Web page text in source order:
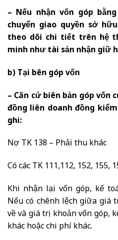
– Nếu nhận vốn góp
chuyển giao quyền sở
theo dõi chi tiết trên hệ
minh như tài sản nhận giữ
b) Tại bên góp vốn
– Căn cứ biên bản góp vốn
đồng liên doanh đồng
ghi:
Nợ TK 138 – Phải thu khác
Có các TK 111,112, 152, 155,
Khi nhận lại vốn góp, kế
Nếu có chênh lệch giữa
về và giá trị khoản vốn góp,
khác hoặc chi phí khác.